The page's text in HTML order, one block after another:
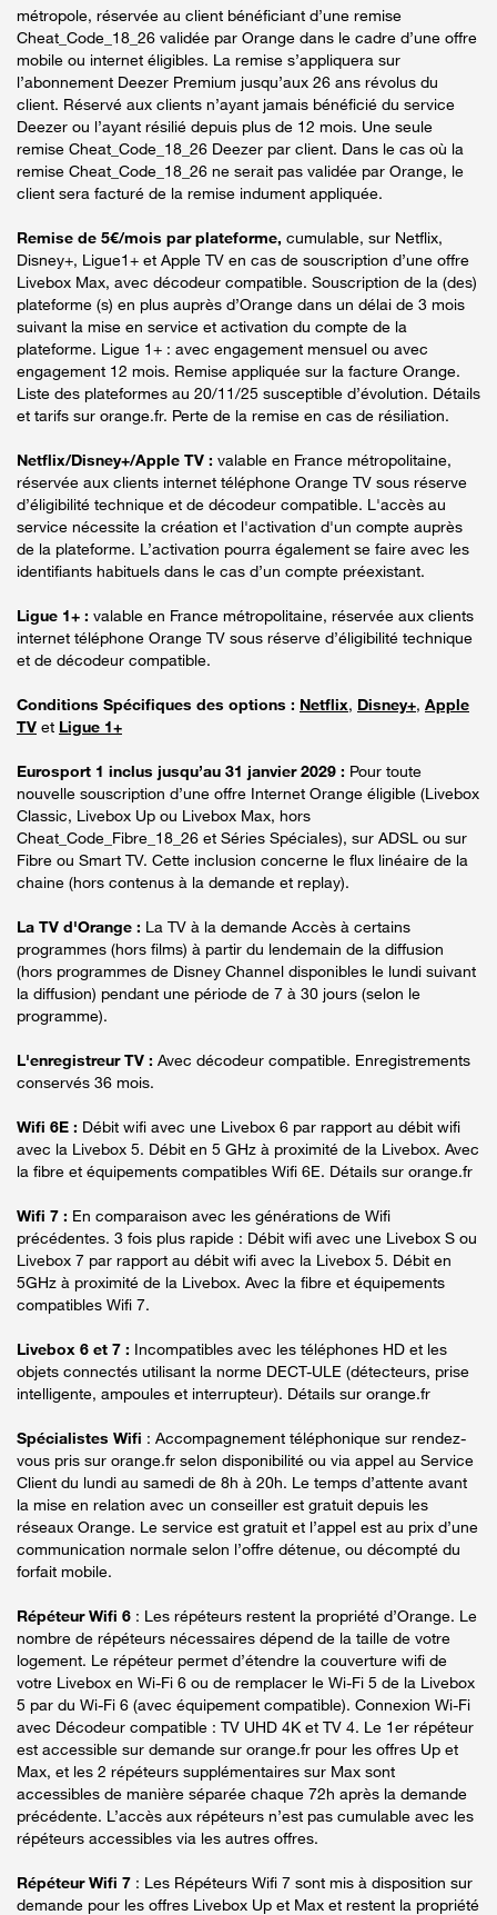
métropole, réservée au client bénéficiant d’une remise
Cheat_Code_18_26 validée par Orange dans le cadre d’une offre
mobile ou internet éligibles. La remise s’appliquera sur
l’abonnement Deezer Premium jusqu’aux 26 ans révolus du
client. Réservé aux clients n’ayant jamais bénéficié du service
Deezer ou l’ayant résilié depuis plus de 12 mois. Une seule
remise Cheat_Code_18_26 Deezer par client. Dans le cas où la
remise Cheat_Code_18_26 ne serait pas validée par Orange, le
client sera facturé de la remise indument appliquée.
Remise de 5€/mois par plateforme, cumulable, sur Netflix,
Disney+, Ligue1+ et Apple TV en cas de souscription d’une offre
Livebox Max, avec décodeur compatible. Souscription de la (des)
plateforme (s) en plus auprès d’Orange dans un délai de 3 mois
suivant la mise en service et activation du compte de la
plateforme. Ligue 1+ : avec engagement mensuel ou avec
engagement 12 mois. Remise appliquée sur la facture Orange.
Liste des plateformes au 20/11/25 susceptible d’évolution. Détails
et tarifs sur orange.fr. Perte de la remise en cas de résiliation.
Netflix/Disney+/Apple TV : valable en France métropolitaine,
réservée aux clients internet téléphone Orange TV sous réserve
d’éligibilité technique et de décodeur compatible. L'accès au
service nécessite la création et l'activation d'un compte auprès
de la plateforme. L’activation pourra également se faire avec les
identifiants habituels dans le cas d’un compte préexistant.
Ligue 1+ : valable en France métropolitaine, réservée aux clients
internet téléphone Orange TV sous réserve d’éligibilité technique
et de décodeur compatible.
Conditions Spécifiques des options : Netflix, Disney+, Apple
TV et Ligue 1+
Eurosport 1 inclus jusqu’au 31 janvier 2029 : Pour toute
nouvelle souscription d’une offre Internet Orange éligible (Livebox
Classic, Livebox Up ou Livebox Max, hors
Cheat_Code_Fibre_18_26 et Séries Spéciales), sur ADSL ou sur
Fibre ou Smart TV. Cette inclusion concerne le flux linéaire de la
chaine (hors contenus à la demande et replay).
La TV d'Orange : La TV à la demande Accès à certains
programmes (hors films) à partir du lendemain de la diffusion
(hors programmes de Disney Channel disponibles le lundi suivant
la diffusion) pendant une période de 7 à 30 jours (selon le
programme).
L'enregistreur TV : Avec décodeur compatible. Enregistrements
conservés 36 mois.
Wifi 6E : Débit wifi avec une Livebox 6 par rapport au débit wifi
avec la Livebox 5. Débit en 5 GHz à proximité de la Livebox. Avec
la fibre et équipements compatibles Wifi 6E. Détails sur orange.fr
Wifi 7 : En comparaison avec les générations de Wifi
précédentes. 3 fois plus rapide : Débit wifi avec une Livebox S ou
Livebox 7 par rapport au débit wifi avec la Livebox 5. Débit en
5GHz à proximité de la Livebox. Avec la fibre et équipements
compatibles Wifi 7.
Livebox 6 et 7 : Incompatibles avec les téléphones HD et les
objets connectés utilisant la norme DECT-ULE (détecteurs, prise
intelligente, ampoules et interrupteur). Détails sur orange.fr
Spécialistes Wifi : Accompagnement téléphonique sur rendez-
vous pris sur orange.fr selon disponibilité ou via appel au Service
Client du lundi au samedi de 8h à 20h. Le temps d’attente avant
la mise en relation avec un conseiller est gratuit depuis les
réseaux Orange. Le service est gratuit et l’appel est au prix d’une
communication normale selon l’offre détenue, ou décompté du
forfait mobile.
Répéteur Wifi 6 : Les répéteurs restent la propriété d’Orange. Le
nombre de répéteurs nécessaires dépend de la taille de votre
logement. Le répéteur permet d’étendre la couverture wifi de
votre Livebox en Wi-Fi 6 ou de remplacer le Wi-Fi 5 de la Livebox
5 par du Wi-Fi 6 (avec équipement compatible). Connexion Wi-Fi
avec Décodeur compatible : TV UHD 4K et TV 4. Le 1er répéteur
est accessible sur demande sur orange.fr pour les offres Up et
Max, et les 2 répéteurs supplémentaires sur Max sont
accessibles de manière séparée chaque 72h après la demande
précédente. L’accès aux répéteurs n’est pas cumulable avec les
répéteurs accessibles via les autres offres.
Répéteur Wifi 7 : Les Répéteurs Wifi 7 sont mis à disposition sur
demande pour les offres Livebox Up et Max et restent la propriété